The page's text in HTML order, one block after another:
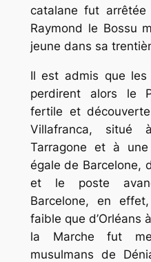
catalane fut
Raymond le Bossu
jeune dans sa
Il est admis que les
perdirent alors le
fertile et
Villafranca, situé
Tarragone et à
égale de Barcelone,
et le poste
Barcelone, en
faible que d’Orléans
la Marche fut
musulmans de